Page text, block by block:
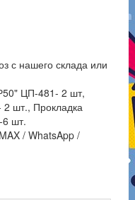
с нашего склада или
ЦП-481- 2 шт,
шт., Прокладка
шт.
/ WhatsApp /